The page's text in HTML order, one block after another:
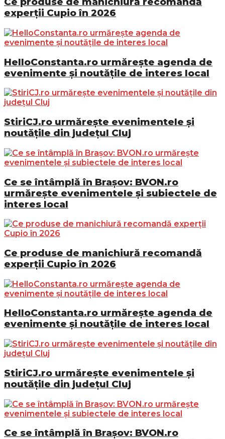
experții Cupio în 2026
HelloConstanta.ro urmărește agenda de
evenimente și noutățile de interes local
StiriCJ.ro urmărește evenimentele și
noutățile din județul Cluj
Ce se întâmplă în Brașov: BVON.ro
urmărește evenimentele și subiectele de
interes local
Ce produse de manichiură recomandă
experții Cupio în 2026
HelloConstanta.ro urmărește agenda de
evenimente și noutățile de interes local
StiriCJ.ro urmărește evenimentele și
noutățile din județul Cluj
Ce se întâmplă în Brașov: BVON.ro